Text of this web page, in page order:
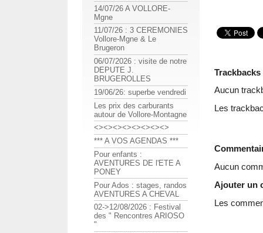
Trackbacks
Aucun
Les
Aucun
Ajouter un
Les
14/07/26 A VOLLORE-
Mgne
11/07/26 : 3 CEREMONIES
Vollore-Mgne & Le
Brugeron
06/07/2026 : visite de notre
DEPUTE J.
BRUGEROLLES
19/06/26: superbe vendredi
Les prix des carburants
autour de Vollore-Montagne
<><><><><><><><>
*** A VOS AGENDAS ***
Pour enfants :
AVENTURES DE l'ETE A
PONEY
Pour Ados : stages, randos
AVENTURES A CHEVAL
02->12/08/2026 : Festival
des " Rencontres ARIOSO
"